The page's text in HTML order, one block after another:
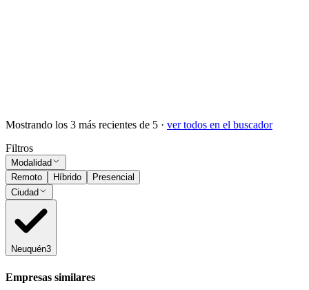
Mostrando los 3 más recientes de 5 · ver todos en el buscador
Filtros
Modalidad
Remoto
Híbrido
Presencial
Ciudad
Neuquén3
Empresas similares